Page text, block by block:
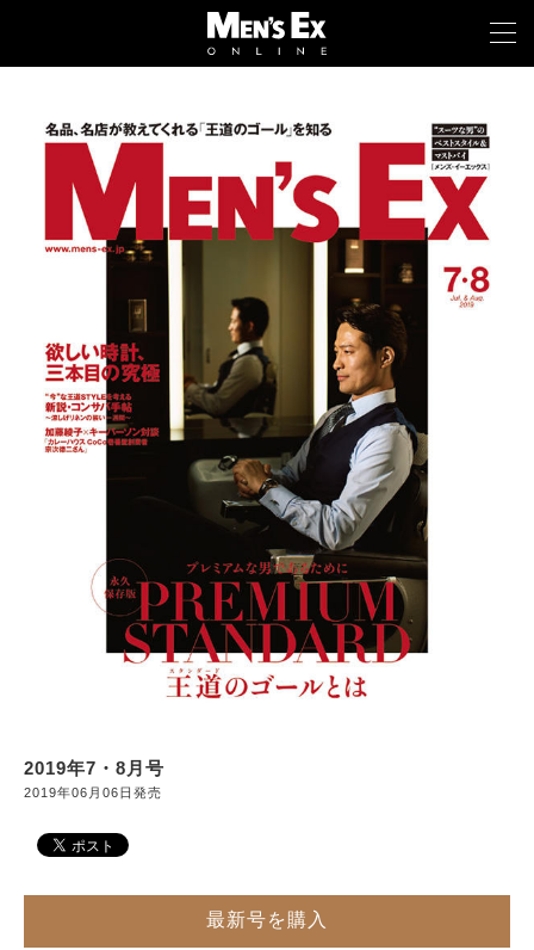
2019年7・8月号
2019年06月06日発売
最新号を購入
FASHION
LIFESTYLE
COLUMN
サイトマップ